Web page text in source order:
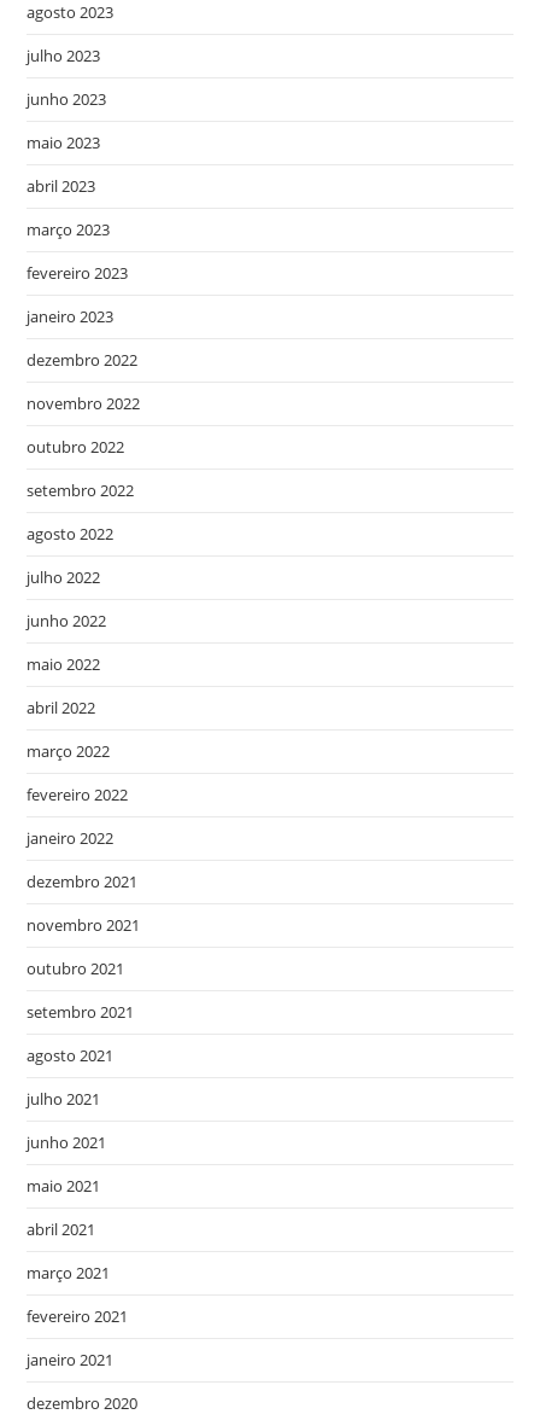
agosto 2023
julho 2023
junho 2023
maio 2023
abril 2023
março 2023
fevereiro 2023
janeiro 2023
dezembro 2022
novembro 2022
outubro 2022
setembro 2022
agosto 2022
julho 2022
junho 2022
maio 2022
abril 2022
março 2022
fevereiro 2022
janeiro 2022
dezembro 2021
novembro 2021
outubro 2021
setembro 2021
agosto 2021
julho 2021
junho 2021
maio 2021
abril 2021
março 2021
fevereiro 2021
janeiro 2021
dezembro 2020